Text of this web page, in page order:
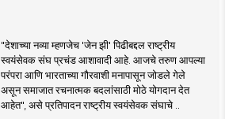
"देशाच्या नव्या म्हणजेच 'जेन झी' पिढीबद्दल राष्ट्रीय
स्वयंसेवक संघ प्रचंड आशावादी आहे. आजचे तरुण आपल्या
परंपरा आणि भारताच्या गौरवाशी मनापासून जोडले गेले
असून समाजात रचनात्मक बदलांसाठी मोठे योगदान देत
आहेत", असे प्रतिपादन राष्ट्रीय स्वयंसेवक संघाचे ..